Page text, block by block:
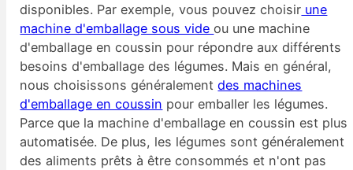
disponibles. Par exemple, vous pouvez choisir une
machine d'emballage sous videou une machine
d'emballage en coussin pour répondre aux différents
besoins d'emballage des légumes. Mais en général,
nous choisissons généralementdes machines
d'emballage en coussin pour emballer les légumes.
Parce que la machine d'emballage en coussin est plus
automatisée. De plus, les légumes sont généralement
des aliments prêts à être consommés et n'ont pas